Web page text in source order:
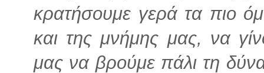
κρατήσουμε γερά τα πιο
και της μνήμης μας, να
μας να βρούμε πάλι τη